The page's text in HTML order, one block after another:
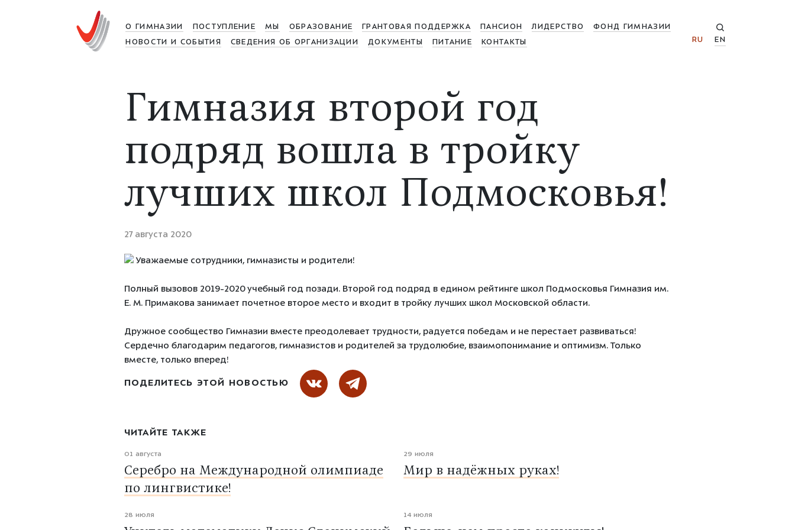
О ГИМНАЗИИ ПОСТУПЛЕНИЕ МЫ ОБРАЗОВАНИЕ ГРАНТОВАЯ ПОДДЕРЖКА ПАНСИОН ЛИДЕРСТВО
ФОНД ГИМНАЗИИ
НОВОСТИ И СОБЫТИЯ
СВЕДЕНИЯ ОБ ОРГАНИЗАЦИИ ДОКУМЕНТЫ ПИТАНИЕ КОНТАКТЫ RU EN
Гимназия второй год
подряд вошла в тройку
лучших школ Подмосковья!
27 августа 2020
Уважаемые сотрудники, гимназисты и родители!
Полный вызовов 2019-2020 учебный год позади. Второй год подряд в едином рейтинге школ Подмосковья Гимназия им.
Е. М. Примакова занимает почетное второе место и входит в тройку лучших школ Московской области.
Дружное сообщество Гимназии вместе преодолевает трудности, радуется победам и не перестает развиваться!
Сердечно благодарим педагогов, гимназистов и родителей за трудолюбие, взаимопонимание и оптимизм. Только
вместе, только вперед!
ПОДЕЛИТЕСЬ ЭТОЙ НОВОСТЬЮ
ЧИТАЙТЕ ТАКЖЕ
01 августа
Серебро на Международной олимпиаде
по лингвистике!
29 июля
Мир в надёжных руках!
28 июля 14 июля